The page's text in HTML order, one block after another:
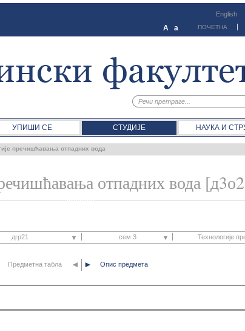
English
ПОЧЕТНА
a
A
УПИШИ СЕ СТУДИЈЕ НАУКА И
пречишћавања отпадних вода
отпадних вода
дгр21
дгр21
сем 3
сем 1
сем 3
сем 5
Технологије
Динамичка
Израда и
◄
Предметна табла ► Опис предмета